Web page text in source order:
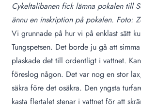
Cykeltalibanen fick lämna pokalen till
ännu en inskription på pokalen. Foto:
Vi grunnade på hur vi på enklast sätt
Tungspetsen. Det borde ju gå att
plaskade det till ordentligt i vattnet.
föreslog någon. Det var nog en stor
säkra före det osäkra. Den yngsta
kasta flertalet stenar i vattnet för att